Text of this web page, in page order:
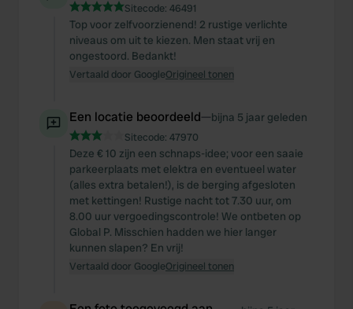
Sitecode: 46491
Top voor zelfvoorzienend! 2 rustige verlichte
niveaus om uit te kiezen. Men staat vrij en
ongestoord. Bedankt!
Vertaald door GoogleOrigineel tonen
Een locatie beoordeeld—bijna 5 jaar geleden
Sitecode: 47970
Deze € 10 zijn een schnaps-idee; voor een saaie
parkeerplaats met elektra en eventueel water
(alles extra betalen!), is de berging afgesloten
met kettingen! Rustige nacht tot 7.30 uur, om
8.00 uur vergoedingscontrole! We ontbeten op
Global P. Misschien hadden we hier langer
kunnen slapen? En vrij!
Vertaald door GoogleOrigineel tonen